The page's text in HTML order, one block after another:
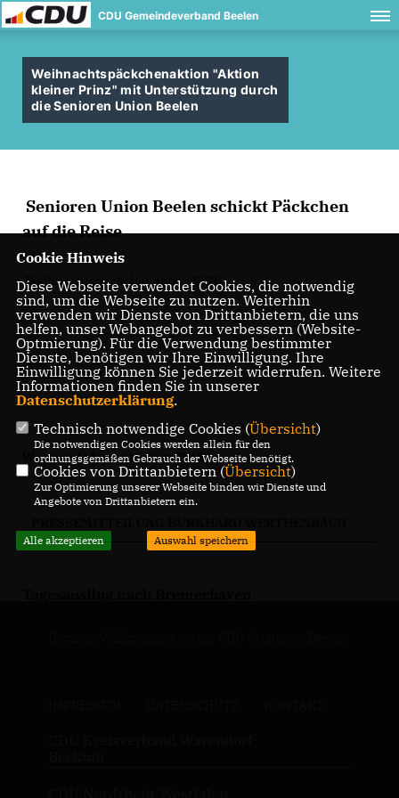
CDU Gemeindeverband Beelen
Weihnachtspäckchenaktion "Aktion
kleiner Prinz" mit Unterstützung durch
die Senioren Union Beelen
Senioren Union Beelen schickt Päckchen
auf die Reise
Weihnachtspäckchenaktion 2020
19.11.2020
Weitere Informationen für Sie:
Cookie Hinweis
Diese Webseite verwendet Cookies, die notwendig
sind, um die Webseite zu nutzen. Weiterhin
verwenden wir Dienste von Drittanbietern, die uns
helfen, unser Webangebot zu verbessern (Website-
Optmierung). Für die Verwendung bestimmter
Dienste, benötigen wir Ihre Einwilligung. Ihre
Einwilligung können Sie jederzeit widerrufen. Weitere
Informationen finden Sie in unserer
Datenschutzerklärung.
Technisch notwendige Cookies (Übersicht)
Die notwendigen Cookies werden allein für den
ordnungsgemäßen Gebrauch der Webseite benötigt.
Cookies von Drittanbietern (Übersicht)
Zur Optimierung unserer Webseite binden wir Dienste und
Angebote von Drittanbietern ein.
Alle akzeptieren Auswahl speichern